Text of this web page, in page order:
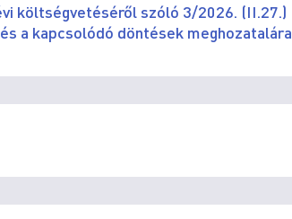
költségvetéséről szóló 3/2026. (II.27.)
a kapcsolódó döntések meghozatalára